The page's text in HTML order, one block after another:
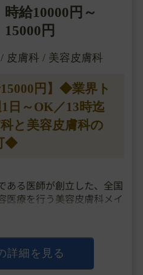
時給10000円～
15000円
皮膚科 / 美容皮膚科
円】◆業界ト
日～OK／13時迄
と美容皮膚科の
◆
ある医師が創立した、全国
医療を行う美容皮膚科メイ
看板も構えたクリニックづ
待ちも起きるような勢い
・
詳細を見る